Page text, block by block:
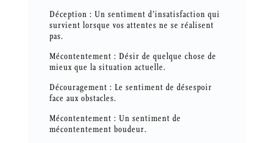
Déception : Un sentiment d’insatisfaction qui
survient lorsque vos attentes ne se réalisent
pas.
Mécontentement : Désir de quelque chose de
mieux que la situation actuelle.
Découragement : Le sentiment de désespoir
face aux obstacles.
Mécontentement : Un sentiment de
mécontentement boudeur.